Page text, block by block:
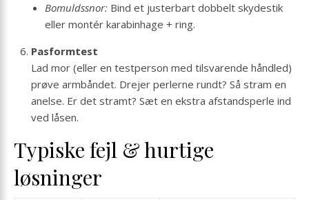
Bomuldssnor: Bind et justerbart dobbelt skydestik
eller montér karabinhage + ring.
Pasformtest
Lad mor (eller en testperson med tilsvarende håndled)
prøve armbåndet. Drejer perlerne rundt? Så stram en
anelse. Er det stramt? Sæt en ekstra afstandsperle ind
ved låsen.
Typiske fejl & hurtige
løsninger